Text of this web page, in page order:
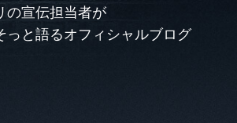
の宣伝担当者が
っと語るオフィシャルブログ